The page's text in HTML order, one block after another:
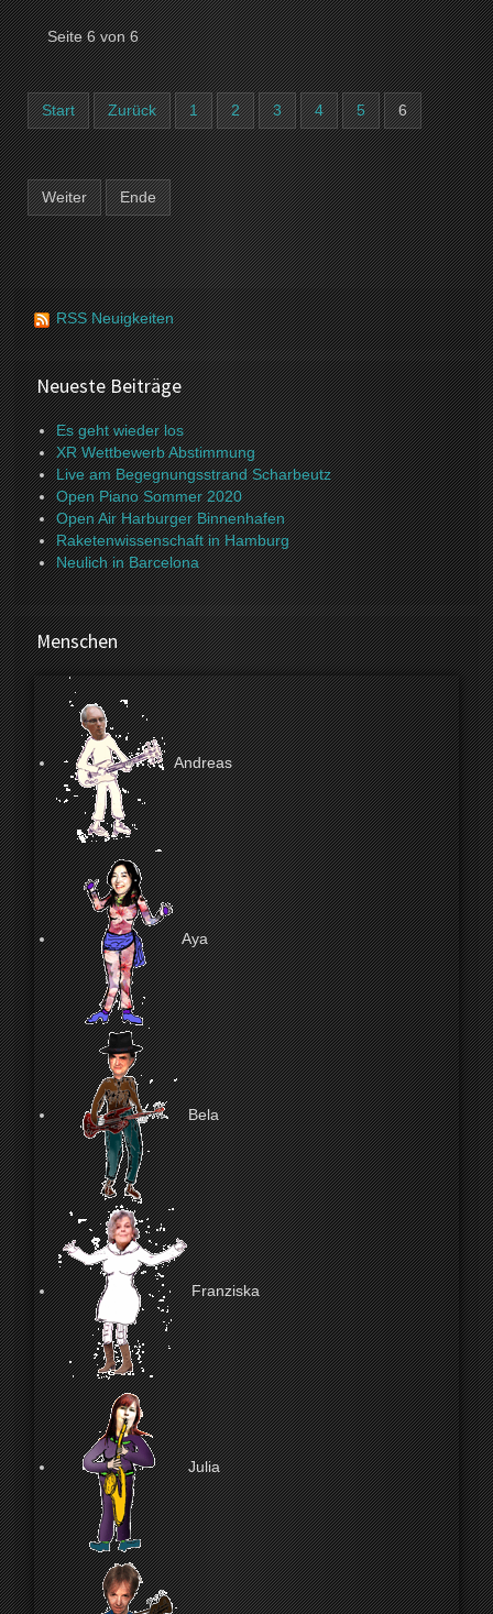
Seite 6 von 6
Start Zurück 1 2 3 4 5 6
Weiter Ende
RSS Neuigkeiten
Neueste Beiträge
Es geht wieder los
XR Wettbewerb Abstimmung
Live am Begegnungsstrand Scharbeutz
Open Piano Sommer 2020
Open Air Harburger Binnenhafen
Raketenwissenschaft in Hamburg
Neulich in Barcelona
Menschen
Andreas
Aya
Bela
Franziska
Julia